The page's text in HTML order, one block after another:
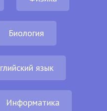
Биология
язык
Информатика